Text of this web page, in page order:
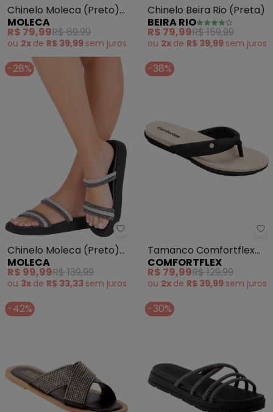
Chinelo Moleca (Preto)
com Adereços no
Cabedal
MOLECA
R$ 79,99R$ 89,99
ou 2x de R$ 39,99 sem juros
Chinelo Beira Rio (Preta)
BEIRA RIO
R$ 79,99R$ 159,99
ou 2x de R$ 39,99 sem juros
-28%
Moleca - Chinelo Moleca
Chinelo Moleca (Preto)
em Sintético
MOLECA
R$ 99,99R$ 139,99
ou 3x de R$ 33,33 sem juros
-38%
Tamanco Comfortflex
(Preto)
COMFORTFLEX
R$ 79,99R$ 129,99
ou 2x de R$ 39,99 sem juros
-42% -30%